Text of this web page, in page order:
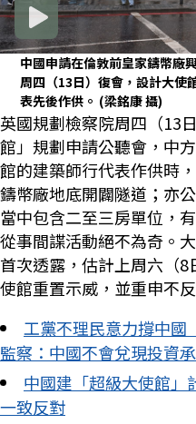
中國申請在倫敦前皇家鑄幣廠
周四（13日）復會，設計大使
表先後作供。 (梁銘康 攝)
英國規劃檢察院周四（13
館」規劃申請公聽會，中
館的建築師行代表作供時
鑄幣廠地底開闢隧道；亦
當中包含二至三房單位，
從事間諜活動絕不為奇。
首次透露，估計上周六（
使館重置示威，並重申不
工黨不理民意力撐中
監察：中國不會兌現投資
中國建「超級大使館
一致反對